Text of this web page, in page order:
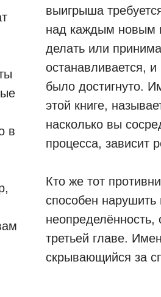
в
выигрыша
над каждым новым
делать или
останавливается,
было достигнуто.
этой книге,
насколько вы
процесса, зависит
Кто же тот
способен
неопределённость,
третьей главе.
скрывающийся за